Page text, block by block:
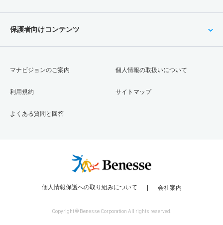
保護者向けコンテンツ
マナビジョンのご案内
利用規約
よくある質問と回答
個人情報の取扱いについて
サイトマップ
個人情報保護への取り組みについて 会社案内
Copyright © Benesse Corporation All rights reserved.